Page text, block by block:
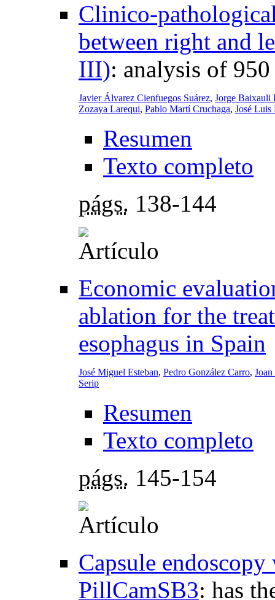
Clinico-
between right and
III): analysis of 950
Javier Álvarez Cienfuegos Suárez, Jorge Baixauli
Zozaya Larequi, Pablo Martí Cruchaga, José Luis
Resumen
Texto completo
págs. 138-144
Economic
ablation for the
esophagus in Spain
José Miguel Esteban, Pedro González Carro,
Serip
Resumen
Texto completo
págs. 145-154
Capsule
PillCamSB3: has